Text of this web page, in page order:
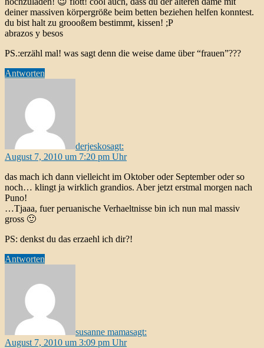
deiner massiven körpergröße beim betten beziehen helfen konntest.
du bist halt zu groooßem bestimmt, kissen! ;P
abrazos y besos
PS.:erzähl mal! was sagt denn die weise dame über “frauen”???
Antworten
derjeskosagt:
August 7, 2010 um 7:20 pm Uhr
das mach ich dann vielleicht im Oktober oder September oder so
noch… klingt ja wirklich grandios. Aber jetzt erstmal morgen nach
Puno!
…Tjaaa, fuer peruanische Verhaeltnisse bin ich nun mal massiv
gross 🙂
PS: denkst du das erzaehl ich dir?!
Antworten
susanne mamasagt:
August 7, 2010 um 3:09 pm Uhr